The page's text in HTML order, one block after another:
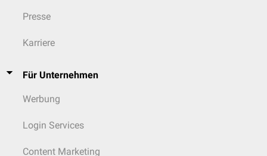
Presse
Karriere
Für Unternehmen
Werbung
Login Services
Content Marketing